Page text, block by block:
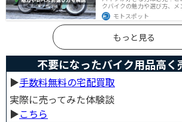
クバイクの魅力や選び方、
説しています。実はネオク
機能性の両方を求める人に
ば、ネオクラシックバイクの
モトスポット
もっと見る
不要になったバイク用品高く
▶︎手数料無料の宅配買取
実際に売ってみた体験談
▶︎こちら